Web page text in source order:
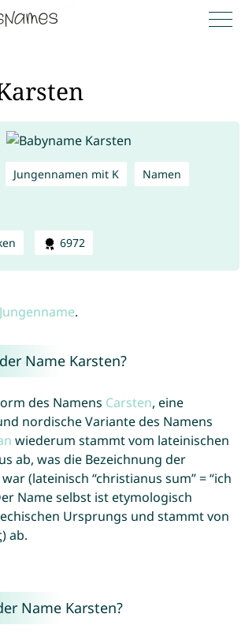
Jungennamen mit K Namen
6972
Jungenname.
Name Karsten?
des Namens Carsten, eine
nordische Variante des Namens
wiederum stammt vom lateinischen
ab, was die Bezeichnung der
(lateinisch “christianus sum” = “ich
Name selbst ist etymologisch
Ursprungs und stammt von
ab.
Name Karsten?